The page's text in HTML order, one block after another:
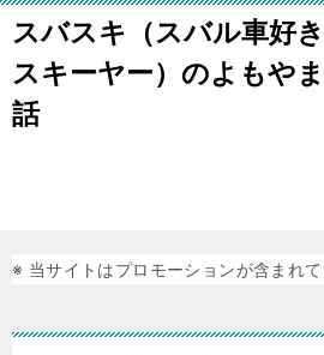
スバスキ（スバル車好き
スキーヤー）のよもやま
話
※ 当サイトはプロモーションが含まれて